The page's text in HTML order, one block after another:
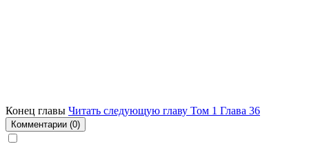
Конец главы Читать следующую главу Том 1 Глава 36
Комментарии (0)